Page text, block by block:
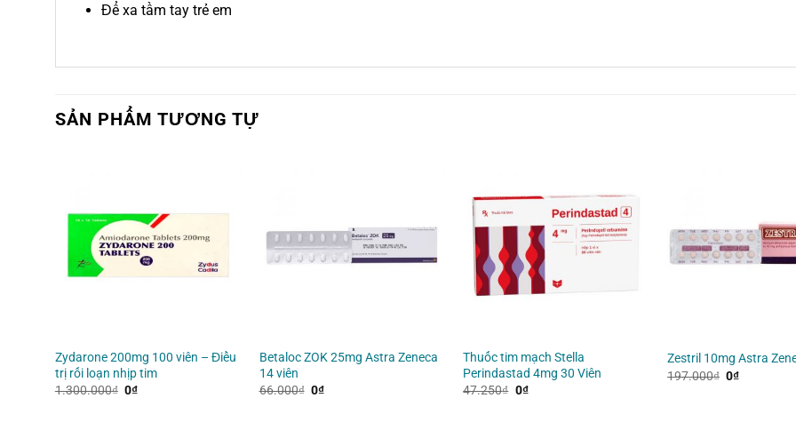
Để xa tầm tay trẻ em
SẢN PHẨM TƯƠNG TỰ
Zydarone 200mg 100 viên – Điều
trị rối loạn nhịp tim
1.300.000₫ Giá
0₫Giá
Betaloc ZOK 25mg Astra Zeneca
14 viên
66.000₫ Giá
0₫Giá
Thuốc tim mạch Stella
Perindastad 4mg 30 Viên
47.250₫ Giá
0₫Giá
Zestril 10mg Astra
197.000₫ Giá
0₫Giá